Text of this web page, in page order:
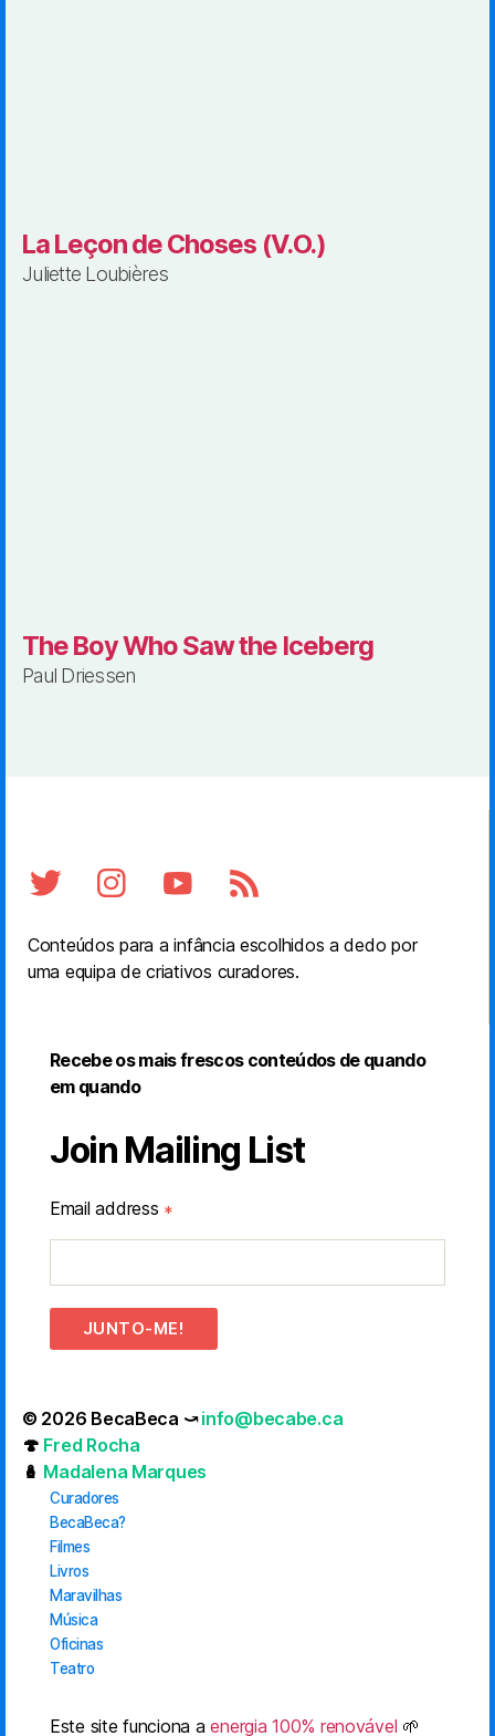
La Leçon de Choses (V.O.)
Juliette Loubières
The Boy Who Saw the Iceberg
Paul Driessen
Conteúdos para a infância escolhidos a dedo por
uma equipa de criativos curadores.
Recebe os mais frescos conteúdos de quando
em quando
Join Mailing List
Email address *
JUNTO-ME!
© 2026 BecaBeca ⤻info@becabe.ca
🍄 Fred Rocha
🪆 Madalena Marques
Curadores
BecaBeca?
Filmes
Livros
Maravilhas
Música
Oficinas
Teatro
Este site funciona aenergia 100% renovável 🌱